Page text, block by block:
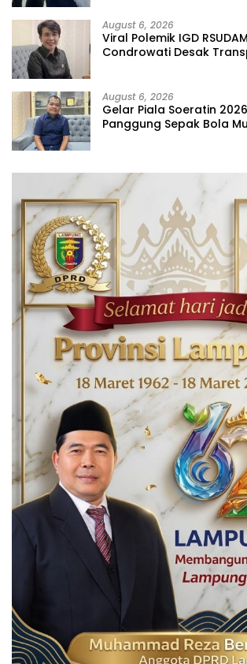
August 6, 2026
Viral Polemik IGD
Condrowati Desak
August 6, 2026
Gelar Piala Soeratin
Panggung Sepak Bola